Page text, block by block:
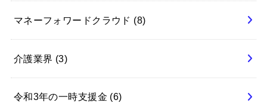
マネーフォワードクラウド (8)
介護業界 (3)
令和3年の一時支援金 (6)